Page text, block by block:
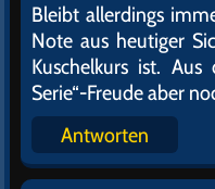
Bleibt allerdings
Note aus heutiger
Kuschelkurs ist. Aus
Serie“-Freude aber
Antworten